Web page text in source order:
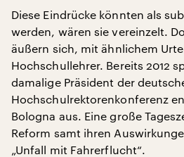
Diese Eindrücke könnten als
werden, wären sie vereinzelt.
äußern sich, mit ähnlichem
Hochschullehrer. Bereits 2012
damalige Präsident der
Hochschulrektorenkonferenz
Bologna aus. Eine große
Reform samt ihren
„Unfall mit Fahrerflucht“.